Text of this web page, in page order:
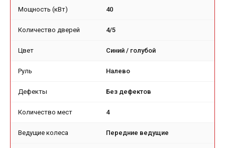
Мощность (кВт) 40
Количество дверей 4/5
Цвет Синий / голубой
Руль Налево
Дефекты Без дефектов
Количество мест 4
Ведущие колеса Передние ведущие